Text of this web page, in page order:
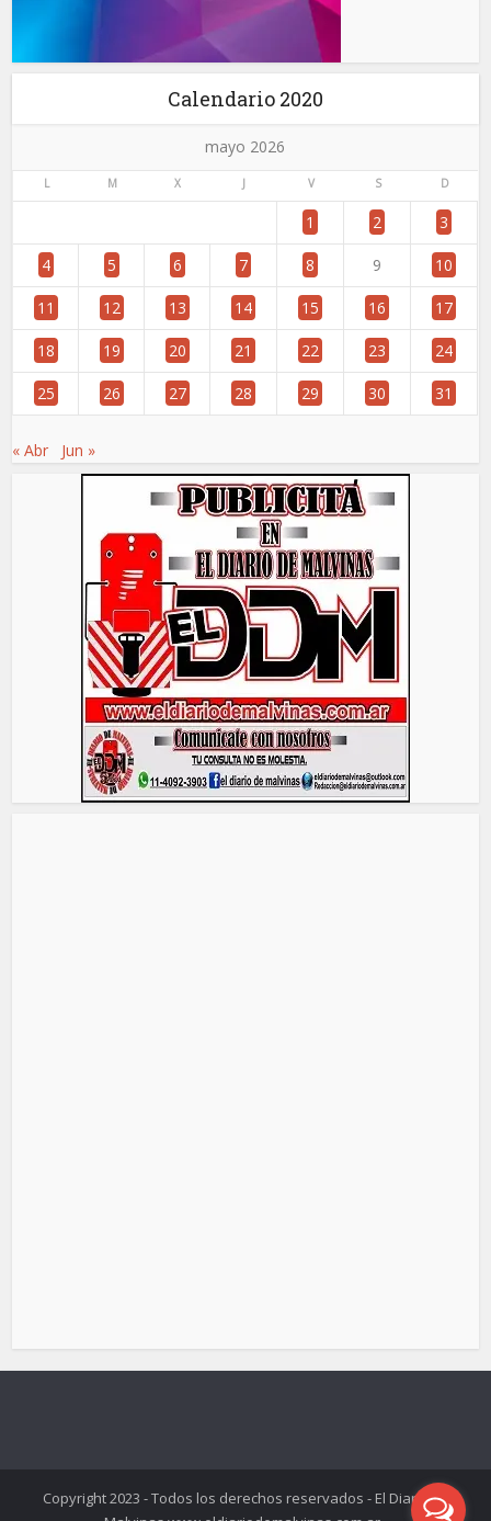
Calendario 2020
mayo 2026
L M X J V S D
1 2 3
4 5 6 7 8 9 10
11 12 13 14 15 16 17
18 19 20 21 22 23 24
25 26 27 28 29 30 31
« Abr Jun »
Copyright 2023 - Todos los derechos reservados - El Diario de